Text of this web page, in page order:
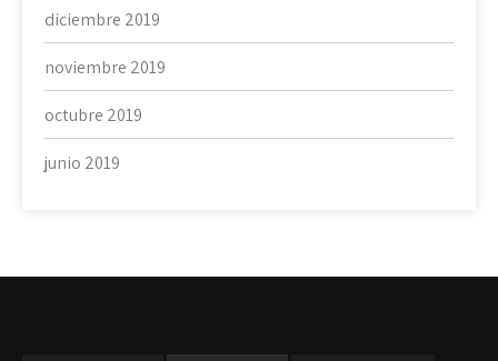
diciembre 2019
noviembre 2019
octubre 2019
junio 2019